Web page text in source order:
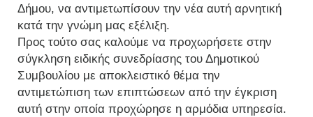
Δήμου, να αντιμετωπίσουν την νέα αυτή αρνητική
κατά την γνώμη μας εξέλιξη.
Προς τούτο σας καλούμε να προχωρήσετε στην
σύγκληση ειδικής συνεδρίασης του Δημοτικού
Συμβουλίου με αποκλειστικό θέμα την
αντιμετώπιση των επιπτώσεων από την έγκριση
αυτή στην οποία προχώρησε η αρμόδια υπηρεσία.